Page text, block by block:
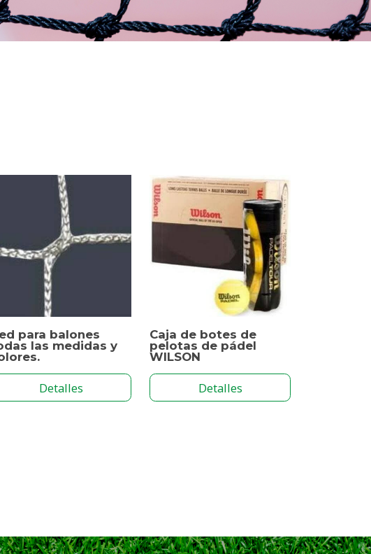
para balones
las medidas y
Detalles
Caja de botes de
pelotas de pádel
WILSON
Detalles